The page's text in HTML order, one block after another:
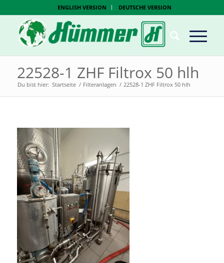
ENGLISH VERSION DEUTSCHE VERSION
22528-1 ZHF Filtrox 50 hlh
Du bist hier: Startseite / Filteranlagen / 22528-1 ZHF Filtrox 50 hlh